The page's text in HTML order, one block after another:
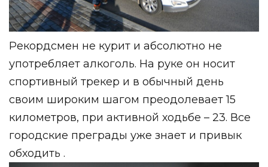
Рекордсмен не курит и абсолютно не
употребляет алкоголь. На руке он носит
спортивный трекер и в обычный день
своим широким шагом преодолевает 15
километров, при активной ходьбе – 23. Все
городские преграды уже знает и привык
обходить .